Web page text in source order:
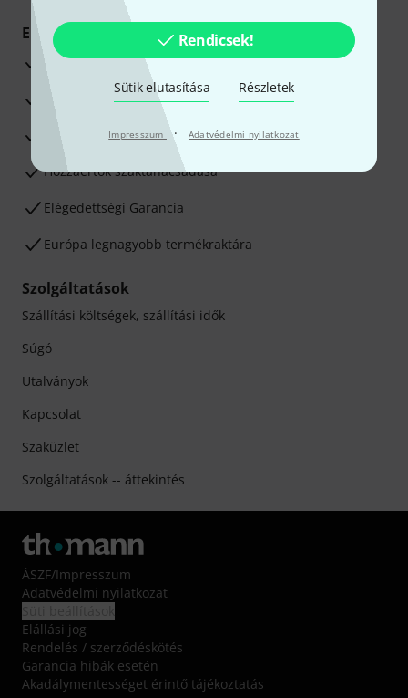
Rendicsek!
Sütik elutasítása Részletek
Impresszum · Adatvédelmi nyilatkozat
Előnyök
3 éves Thomann-garancia
30 napos pénzvisszafizetési garancia
Javítás/Szervizelés
Hozzáértők szaktanácsadása
Elégedettségi Garancia
Európa legnagyobb termékraktára
Szolgáltatások
Szállítási költségek, szállítási idők
Súgó
Utalványok
Kapcsolat
Szaküzlet
Szolgáltatások -- áttekintés
ÁSZF/Impresszum
Adatvédelmi nyilatkozat
Elállási jog
Rendelés / szerződéskötés
Garancia hibák esetén
Akadálymentességet érintő tájékoztatás